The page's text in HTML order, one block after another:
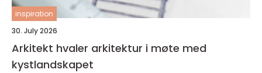
inspiration
30. July 2026
Arkitekt hvaler arkitektur i møte med
kystlandskapet